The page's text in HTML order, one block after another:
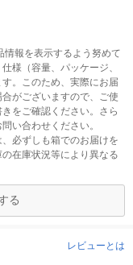
情報を表示するよう努めて
様（容量、パッケージ、
。このため、実際にお届
がございますので、ご使
をご確認ください。さら
い合わせください。
必ずしも箱でのお届けを
在庫状況等により異なる
る
レビューとは